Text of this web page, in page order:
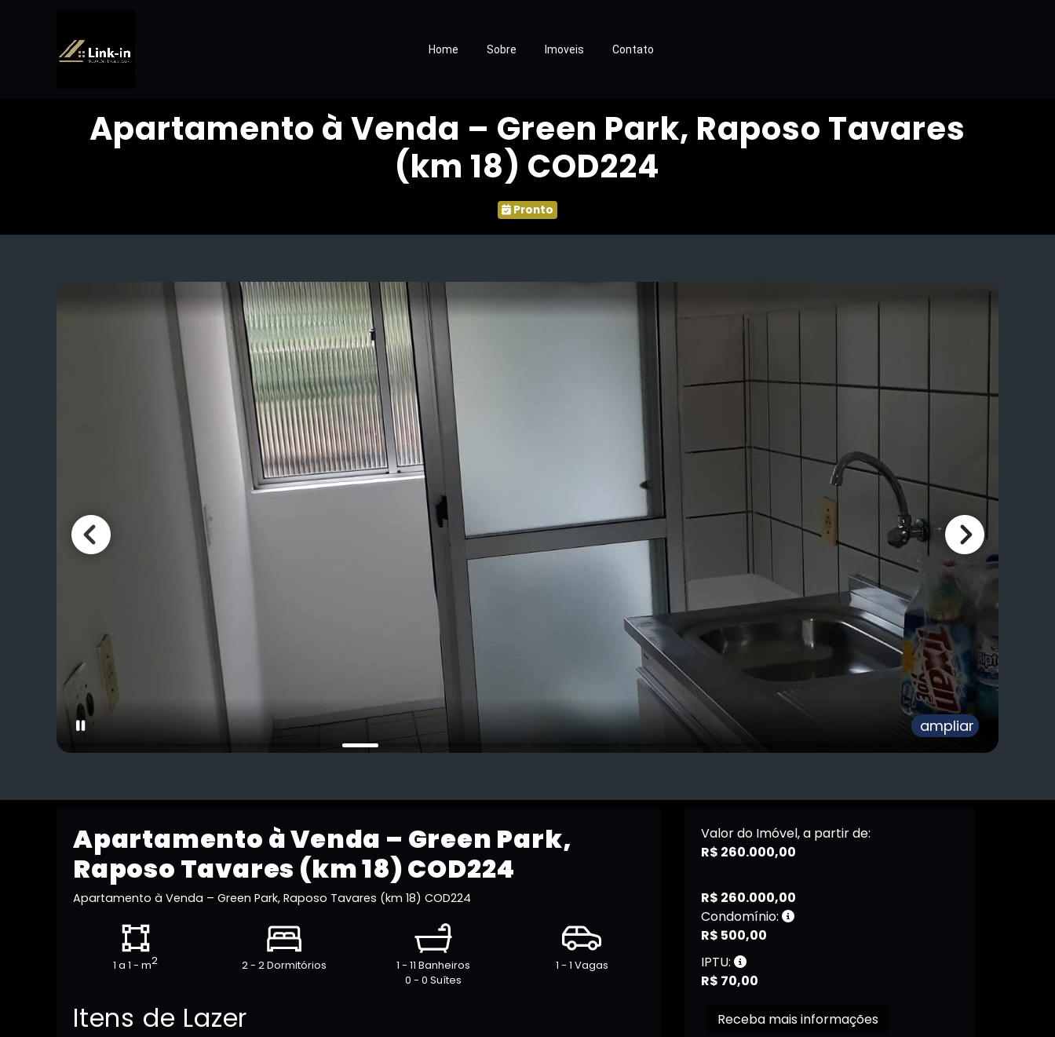
Home Sobre Imoveis Contato
Apartamento à Venda – Green Park, Raposo Tavares
(km 18) COD224
Pronto
ampliar
Apartamento à Venda – Green Park,
Raposo Tavares (km 18) COD224
Apartamento à Venda – Green Park, Raposo Tavares (km 18) COD224
1 a 1 - m2 2 - 2 Dormitórios
1 - 11 Banheiros
0 - 0 Suítes
1 - 1 Vagas
Itens de Lazer
Valor do Imóvel, a partir de:
R$ 260.000,00
R$ 260.000,00
Condomínio:
R$ 500,00
IPTU:
R$ 70,00
Receba mais informações